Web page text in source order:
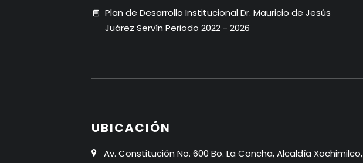
Plan de Desarrollo Institucional Dr. Mauricio de Jesús
Juárez Servín Periodo 2022 - 2026
UBICACIÓN
Av. Constitución No. 600 Bo. La Concha, Alcaldía Xochimilco,